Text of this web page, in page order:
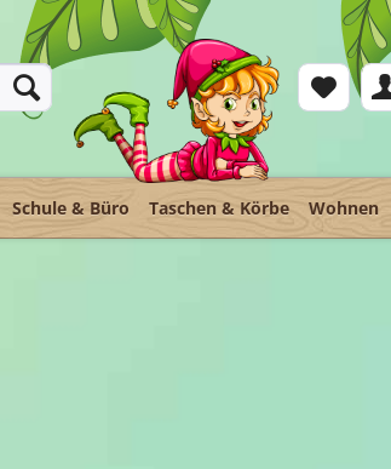
Schule & Büro Taschen & Körbe Wohnen